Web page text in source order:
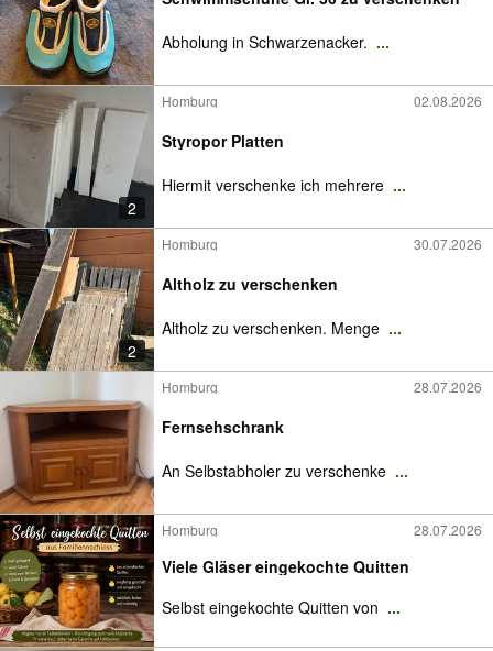
Abholung in Schwarzenacker. ...
2
Homburg 02.08.2026
Styropor Platten
Hiermit verschenke ich mehrere ...
2
Homburg 30.07.2026
Altholz zu verschenken
Altholz zu verschenken. Menge ...
Homburg 28.07.2026
Fernsehschrank
An Selbstabholer zu verschenke ...
Homburg 28.07.2026
Viele Gläser eingekochte Quitten
Selbst eingekochte Quitten von ...